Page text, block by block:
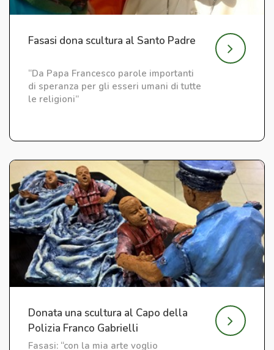
Fasasi dona scultura al Santo Padre
“Da Papa Francesco parole importanti
di speranza per gli esseri umani di tutte
le religioni”
Donata una scultura al Capo della
Polizia Franco Gabrielli
Fasasi: “con la mia arte voglio